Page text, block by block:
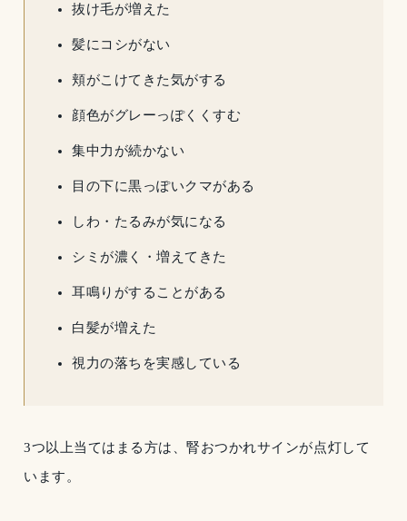
抜け毛が増えた
髪にコシがない
頬がこけてきた気がする
顔色がグレーっぽくくすむ
集中力が続かない
目の下に黒っぽいクマがある
しわ・たるみが気になる
シミが濃く・増えてきた
耳鳴りがすることがある
白髪が増えた
視力の落ちを実感している
3つ以上当てはまる方は、腎おつかれサインが点灯して
います。